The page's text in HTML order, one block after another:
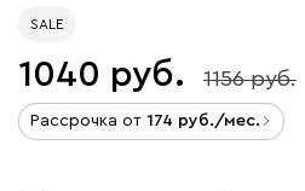
SALE
1040 1156
Рассрочка от 174 /мес.